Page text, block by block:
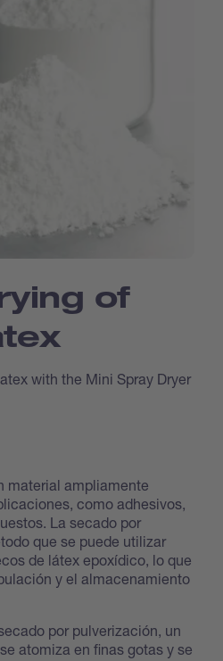
of
with the Mini Spray Dryer
material ampliamente
como adhesivos,
La secado por
que se puede utilizar
de látex epoxídico, lo que
y el almacenamiento
por pulverización, un
atomiza en finas gotas y se